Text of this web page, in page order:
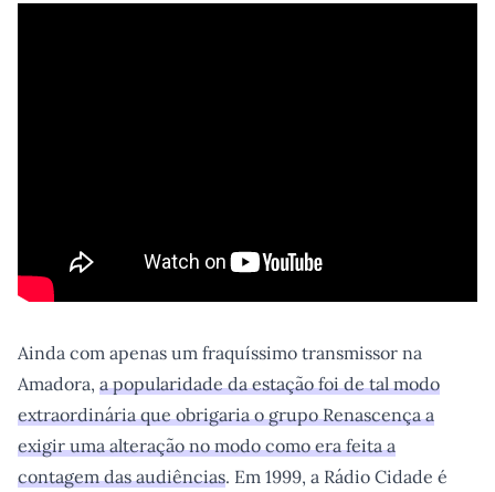
Ainda com apenas um fraquíssimo transmissor na
Amadora, a popularidade da estação foi de tal modo
extraordinária que obrigaria o grupo Renascença a
exigir uma alteração no modo como era feita a
contagem das audiências. Em 1999, a Rádio Cidade é